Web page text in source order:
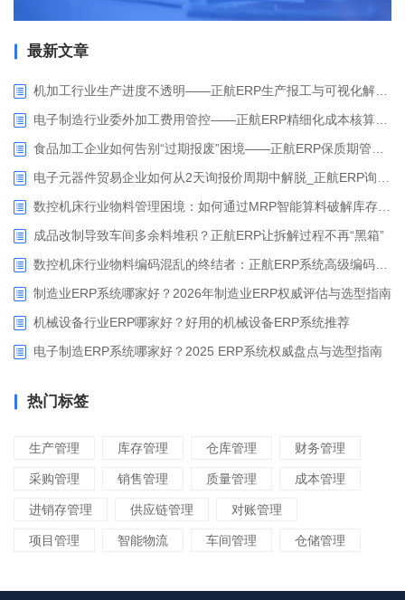
最新文章
成品改制导致车间多余料堆积？正航ERP让拆解过程不再“黑箱”
制造业ERP系统哪家好？2026年制造业ERP权威评估与选型指南
机械设备行业ERP哪家好？好用的机械设备ERP系统推荐
电子制造ERP系统哪家好？2025 ERP系统权威盘点与选型指南
热门标签
生产管理 库存管理 仓库管理 财务管理
采购管理 销售管理 质量管理 成本管理
进销存管理 供应链管理 对账管理
项目管理 智能物流 车间管理 仓储管理